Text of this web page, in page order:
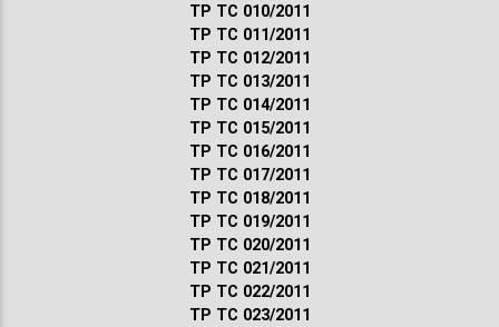
ТР ТС 010/2011
ТР ТС 011/2011
ТР ТС 012/2011
ТР ТС 013/2011
ТР ТС 014/2011
ТР ТС 015/2011
ТР ТС 016/2011
ТР ТС 017/2011
ТР ТС 018/2011
ТР ТС 019/2011
ТР ТС 020/2011
ТР ТС 021/2011
ТР ТС 022/2011
ТР ТС 023/2011